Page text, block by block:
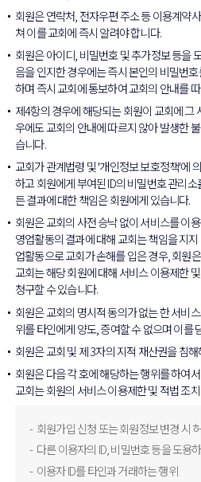
회원은 연락처, 전자우편 주소 등 이용계약
쳐 이를 교회에 즉시 알려야 합니다.
회원은 아이디, 비밀번호 및 추가정보 등을
음을 인지한 경우에는 즉시 본인의 비밀번
하며 즉시 교회에 통보하여 교회의 안내를
제4항의 경우에 해당되는 회원이 교회에 그
우에도 교회의 안내에 따르지 않아 발생한
습니다.
교회가 관계법령 및 '개인정보 보호정책'에
하고 회원에게 부여된 ID의 비밀번호 관리
든 결과에 대한 책임은 회원에게 있습니다.
회원은 교회의 사전 승낙 없이 서비스를 이
영업활동의 결과에 대해 교회는 책임을 지
업활동으로 교회가 손해를 입은 경우, 회원
교회는 해당 회원에 대해 서비스 이용제한
청구할 수 있습니다.
회원은 교회의 명시적 동의가 없는 한 서비
위를 타인에게 양도, 증여할 수 없으며 이를
회원은 교회 및 제 3자의 지적 재산권을 침
회원은 다음 각 호에 해당하는 행위를 하여
교회는 회원의 서비스 이용제한 및 적법 조
회원가입 신청 또는 회원정보 변경 시
다른 이용자의 ID, 비밀번호 등을 도용
이용자 ID를 타인과 거래하는 행위